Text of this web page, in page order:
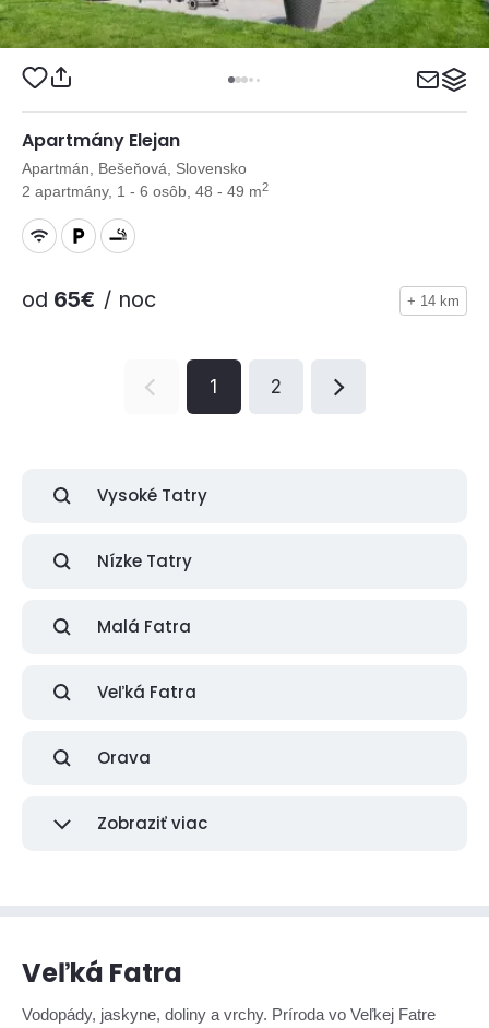
Apartmány Elejan
Apartmán, Bešeňová, Slovensko
2 apartmány, 1 - 6 osôb, 48 - 49 m2
od 65€ / noc + 14 km
1 2
Vysoké Tatry
Nízke Tatry
Malá Fatra
Veľká Fatra
Orava
Zobraziť viac
Veľká Fatra
Vodopády, jaskyne, doliny a vrchy. Príroda vo Veľkej Fatre